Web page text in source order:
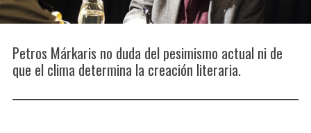
Petros Márkaris no duda del pesimismo actual ni de
que el clima determina la creación literaria.